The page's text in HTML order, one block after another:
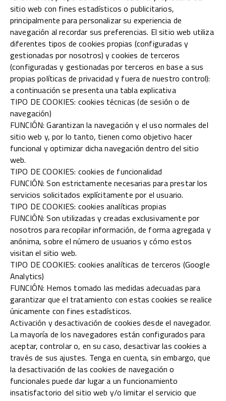
sitio web con fines estadísticos o publicitarios,
principalmente para personalizar su experiencia de
navegación al recordar sus preferencias. El sitio web utiliza
diferentes tipos de cookies propias (configuradas y
gestionadas por nosotros) y cookies de terceros
(configuradas y gestionadas por terceros en base a sus
propias políticas de privacidad y fuera de nuestro control):
a continuación se presenta una tabla explicativa
TIPO DE COOKIES: cookies técnicas (de sesión o de
navegación)
FUNCIÓN: Garantizan la navegación y el uso normales del
sitio web y, por lo tanto, tienen como objetivo hacer
funcional y optimizar dicha navegación dentro del sitio
web.
TIPO DE COOKIES: cookies de funcionalidad
FUNCIÓN: Son estrictamente necesarias para prestar los
servicios solicitados explícitamente por el usuario.
TIPO DE COOKIES: cookies analíticas propias
FUNCIÓN: Son utilizadas y creadas exclusivamente por
nosotros para recopilar información, de forma agregada y
anónima, sobre el número de usuarios y cómo estos
visitan el sitio web.
TIPO DE COOKIES: cookies analíticas de terceros (Google
Analytics)
FUNCIÓN: Hemos tomado las medidas adecuadas para
garantizar que el tratamiento con estas cookies se realice
únicamente con fines estadísticos.
Activación y desactivación de cookies desde el navegador.
La mayoría de los navegadores están configurados para
aceptar, controlar o, en su caso, desactivar las cookies a
través de sus ajustes. Tenga en cuenta, sin embargo, que
la desactivación de las cookies de navegación o
funcionales puede dar lugar a un funcionamiento
insatisfactorio del sitio web y/o limitar el servicio que